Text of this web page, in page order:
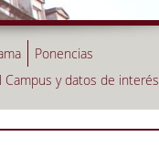
Ponencias
Campus y datos de interés